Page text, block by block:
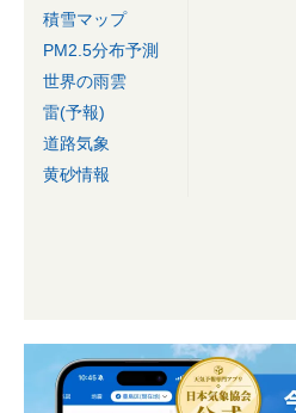
積雪マップ
PM2.5分布予測
世界の雨雲
雷(予報)
道路気象
黄砂情報